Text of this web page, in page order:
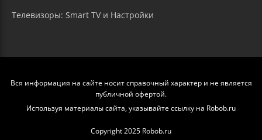
Телевизоры: Smart TV и Настройки
Вся информация на сайте носит справочный характер и не является
публичной офертой.
Используя материалы сайта, указывайте ссылку на Robob.ru
Copyright 2025 Robob.ru